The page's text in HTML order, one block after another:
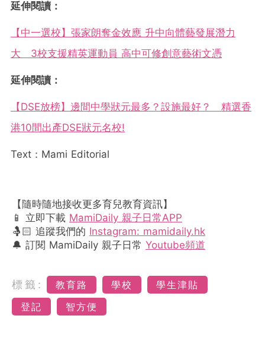
延伸閱讀：
【中一選校】張家朗奪金效應 升中向體藝發展潛力
大 3校支援精英運動員 高中可修創意藝術文憑
延伸閱讀：
【DSE放榜】邊間中學狀元最多？設施最好？ 精選香
港10間出產DSE狀元名校!
Text：Mami Editorial
【隨時隨地接收更多育兒教育資訊】
📱 立即下載 MamiDaily 親子日常APP
🤱🏻 追蹤我們的 Instagram: mamidaily.hk
🔔 訂閱 MamiDaily 親子日常 Youtube頻道
標籤: 教育路 學校
學生津貼
登記
智方便